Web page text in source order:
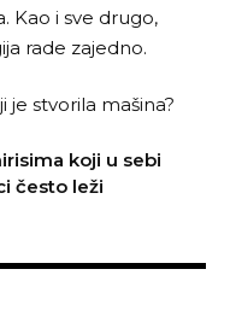
Kao i sve drugo,
rade zajedno.
je stvorila mašina?
koji u sebi
često leži